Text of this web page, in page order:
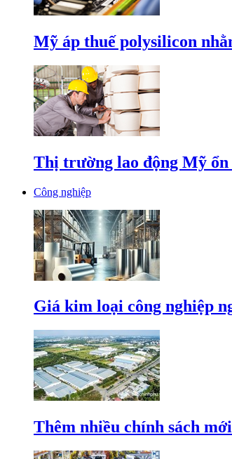
Mỹ áp thuế polysilicon
Thị trường lao động Mỹ ổn
Công nghiệp
Giá kim loại công nghiệp
Thêm nhiều chính sách